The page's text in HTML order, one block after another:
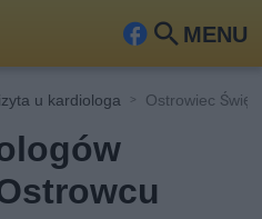
MENU
Fa
ook
Szu
kaj
u kardiologa Ostrowiec